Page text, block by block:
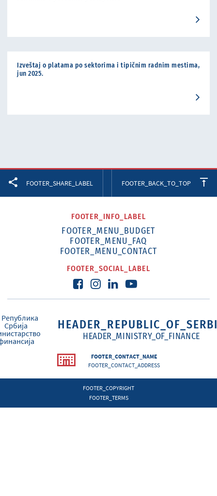
Izveštaj o platama po sektorima i tipičnim radnim mestima,
jun 2025.
FOOTER_SHARE_LABEL FOOTER_BACK_TO_TOP
FOOTER_INFO_LABEL
FOOTER_MENU_BUDGET
FOOTER_MENU_FAQ
FOOTER_MENU_CONTACT
FOOTER_SOCIAL_LABEL
HEADER_MINISTRY_OF_FINANCE
FOOTER_CONTACT_NAME
FOOTER_CONTACT_ADDRESS
FOOTER_COPYRIGHT
FOOTER_TERMS